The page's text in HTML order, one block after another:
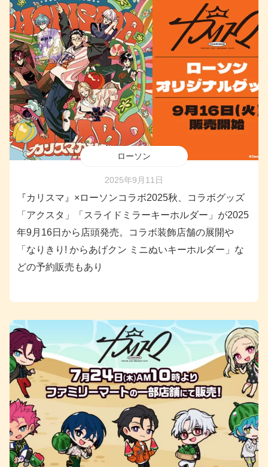
ローソン
2025年9月11日
『カリスマ』×ローソンコラボ2025秋、コラボグッズ
「アクスタ」「スライドミラーキーホルダー」が2025
年9月16日から店頭発売。コラボ装飾店舗の展開や
「なりきり! からあげクン ミニぬいキーホルダー」な
どの予約販売もあり